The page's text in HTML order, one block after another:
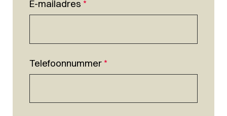
E-mailadres *
Telefoonnummer*